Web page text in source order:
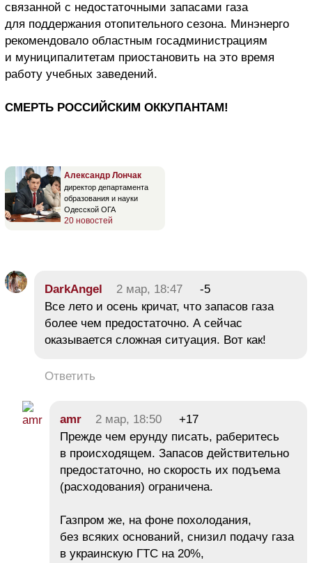
связанной с недостаточными запасами газа
для поддержания отопительного сезона. Минэнерго
рекомендовало областным госадминистрациям
и муниципалитетам приостановить на это время
работу учебных заведений.
СМЕРТЬ РОССИЙСКИМ ОККУПАНТАМ!
Александр Лончак
директор департамента
образования и науки
Одесской ОГА
20 новостей
DarkAngel 2 мар, 18:47
-5
Все лето и осень кричат, что запасов газа
более чем предостаточно. А сейчас
оказывается сложная ситуация. Вот как!
Ответить
amr 2 мар, 18:50
+17
Прежде чем ерунду писать, раберитесь
в происходящем. Запасов действительно
предостаточно, но скорость их подъема
(расходования) ограничена.
Газпром же, на фоне похолодания,
без всяких оснований, снизил подачу газа
в украинскую ГТС на 20%,